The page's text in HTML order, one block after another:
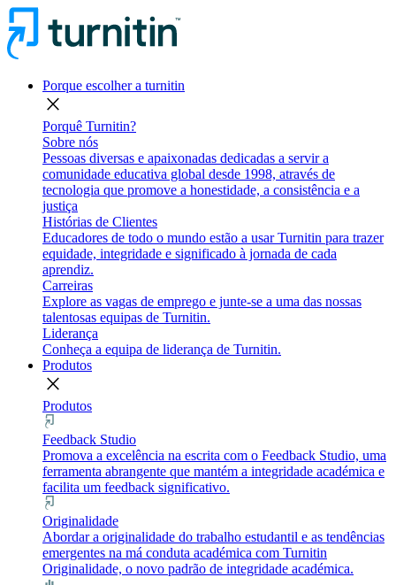
Porque escolher a turnitin
close
Porquê Turnitin?
Sobre nós
Pessoas diversas e apaixonadas dedicadas a servir a
comunidade educativa global desde 1998, através de
tecnologia que promove a honestidade, a consistência e a
justiça
Histórias de Clientes
Educadores de todo o mundo estão a usar Turnitin para trazer
equidade, integridade e significado à jornada de cada
aprendiz.
Carreiras
Explore as vagas de emprego e junte-se a uma das nossas
talentosas equipas de Turnitin.
Liderança
Conheça a equipa de liderança de Turnitin.
Produtos
close
Produtos
Feedback Studio
Promova a excelência na escrita com o Feedback Studio, uma
ferramenta abrangente que mantém a integridade académica e
facilita um feedback significativo.
Originalidade
Abordar a originalidade do trabalho estudantil e as tendências
emergentes na má conduta académica com Turnitin
Originalidade, o novo padrão de integridade académica.